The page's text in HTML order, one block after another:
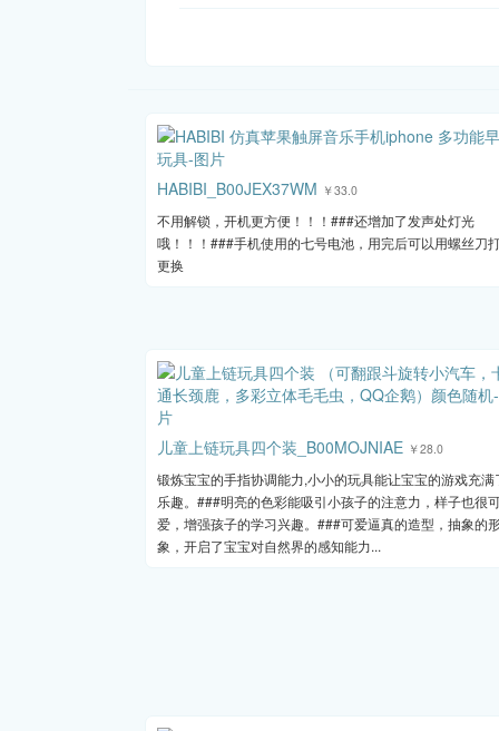
HABIBI_B00JEX37WM ￥33.0
不用解锁，开机更方便！！！###还增加了发声处灯光
哦！！！###手机使用的七号电池，用完后可以用螺丝刀
更换
儿童上链玩具四个装_B00MOJNIAE ￥28.0
锻炼宝宝的手指协调能力,小小的玩具能让宝宝的游戏充满
乐趣。###明亮的色彩能吸引小孩子的注意力，样子也很
爱，增强孩子的学习兴趣。###可爱逼真的造型，抽象的
象，开启了宝宝对自然界的感知能力...